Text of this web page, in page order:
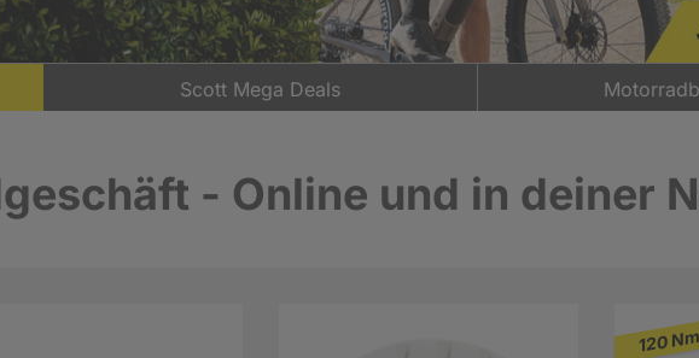
Scott Mega Deals
- Online und in deiner
120